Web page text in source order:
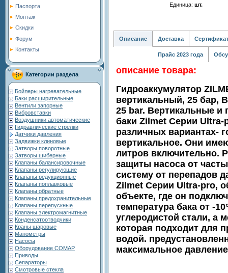
Паспорта
Монтаж
Скидки
Форум
Контакты
Категории раздела
Бойлеры нагревательные
Баки расширительные
Вентили запорные
Вибровставки
Воздушники автоматические
Гидравлические стрелки
Датчики давления
Задвижки клиновые
Затворы поворотные
Затворы шиберные
Клапаны балансировочные
Клапаны регулирующие
Клапаны редукционные
Клапаны поплавковые
Клапаны обратные
Клапаны предохранительные
Клапаны перепускные
Клапаны электромагнитные
Конденсатоотводчики
Краны шаровые
Манометры
Насосы
Оборудование COMAP
Приводы
Сепараторы
Смотровые стекла
Единица: шт.
Описание Доставка Сертификат
Прайс 2023 года
описание товара:
Гидроаккумулятор
вертикальный, 25 бар,
25 bar. Вертикальные и
баки Zilmet Серии Ultra-
различных вариантах-
вертикальное. Они
литров включительно.
защиты насоса от
систему от перепадов
Zilmet Серии Ultra-pro,
объекте, где он
температура бака от -
углеродистой стали, а
которая подходит для
водой.
максимальное